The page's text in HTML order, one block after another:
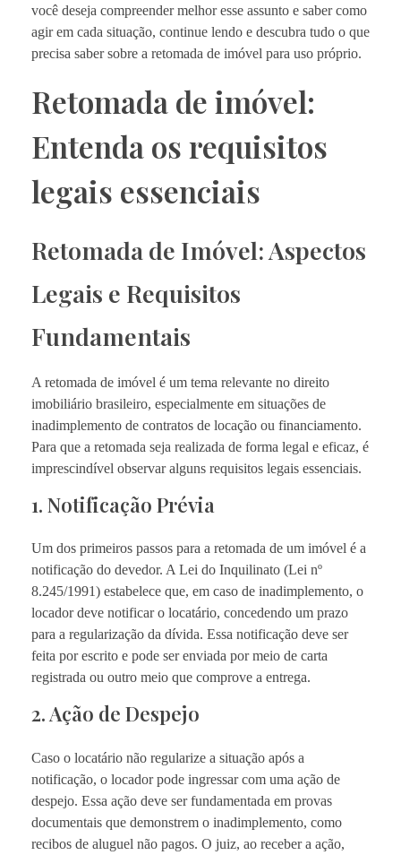
você deseja compreender melhor esse assunto e saber como
agir em cada situação, continue lendo e descubra tudo o que
precisa saber sobre a retomada de imóvel para uso próprio.
Retomada de imóvel:
Entenda os requisitos
legais essenciais
Retomada de Imóvel: Aspectos
Legais e Requisitos
Fundamentais
A retomada de imóvel é um tema relevante no direito
imobiliário brasileiro, especialmente em situações de
inadimplemento de contratos de locação ou financiamento.
Para que a retomada seja realizada de forma legal e eficaz, é
imprescindível observar alguns requisitos legais essenciais.
1. Notificação Prévia
Um dos primeiros passos para a retomada de um imóvel é a
notificação do devedor. A Lei do Inquilinato (Lei nº
8.245/1991) estabelece que, em caso de inadimplemento, o
locador deve notificar o locatário, concedendo um prazo
para a regularização da dívida. Essa notificação deve ser
feita por escrito e pode ser enviada por meio de carta
registrada ou outro meio que comprove a entrega.
2. Ação de Despejo
Caso o locatário não regularize a situação após a
notificação, o locador pode ingressar com uma ação de
despejo. Essa ação deve ser fundamentada em provas
documentais que demonstrem o inadimplemento, como
recibos de aluguel não pagos. O juiz, ao receber a ação,